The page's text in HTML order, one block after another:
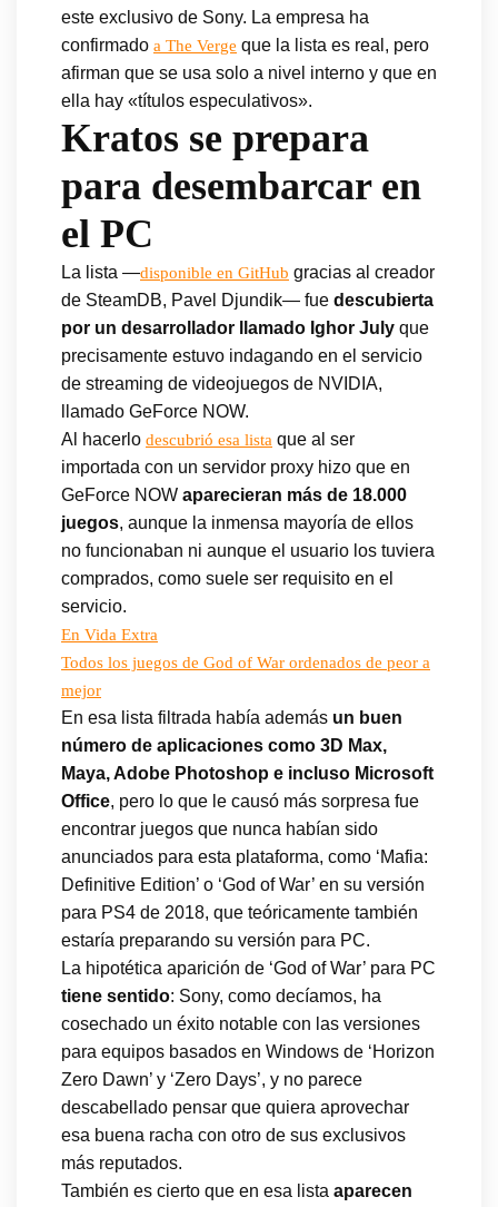
este exclusivo de Sony. La empresa ha
confirmado a The Verge que la lista es real, pero
afirman que se usa solo a nivel interno y que en
ella hay «títulos especulativos».
Kratos se prepara
para desembarcar en
el PC
La lista —disponible en GitHub gracias al creador
de SteamDB, Pavel Djundik— fue descubierta
por un desarrollador llamado Ighor July que
precisamente estuvo indagando en el servicio
de streaming de videojuegos de NVIDIA,
llamado GeForce NOW.
Al hacerlo descubrió esa lista que al ser
importada con un servidor proxy hizo que en
GeForce NOW aparecieran más de 18.000
juegos, aunque la inmensa mayoría de ellos
no funcionaban ni aunque el usuario los tuviera
comprados, como suele ser requisito en el
servicio.
En Vida Extra
Todos los juegos de God of War ordenados de peor a
mejor
En esa lista filtrada había además un buen
número de aplicaciones como 3D Max,
Maya, Adobe Photoshop e incluso Microsoft
Office, pero lo que le causó más sorpresa fue
encontrar juegos que nunca habían sido
anunciados para esta plataforma, como ‘Mafia:
Definitive Edition’ o ‘God of War’ en su versión
para PS4 de 2018, que teóricamente también
estaría preparando su versión para PC.
La hipotética aparición de ‘God of War’ para PC
tiene sentido: Sony, como decíamos, ha
cosechado un éxito notable con las versiones
para equipos basados en Windows de ‘Horizon
Zero Dawn’ y ‘Zero Days’, y no parece
descabellado pensar que quiera aprovechar
esa buena racha con otro de sus exclusivos
más reputados.
También es cierto que en esa lista aparecen